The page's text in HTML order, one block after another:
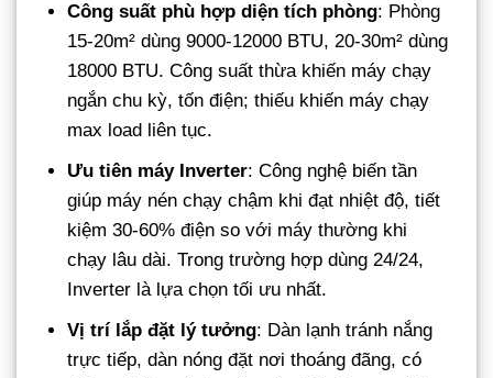
Công suất phù hợp diện tích phòng: Phòng
15-20m² dùng 9000-12000 BTU, 20-30m² dùng
18000 BTU. Công suất thừa khiến máy chạy
ngắn chu kỳ, tốn điện; thiếu khiến máy chạy
max load liên tục.
Ưu tiên máy Inverter: Công nghệ biến tần
giúp máy nén chạy chậm khi đạt nhiệt độ, tiết
kiệm 30-60% điện so với máy thường khi
chạy lâu dài. Trong trường hợp dùng 24/24,
Inverter là lựa chọn tối ưu nhất.
Vị trí lắp đặt lý tưởng: Dàn lạnh tránh nắng
trực tiếp, dàn nóng đặt nơi thoáng đãng, có